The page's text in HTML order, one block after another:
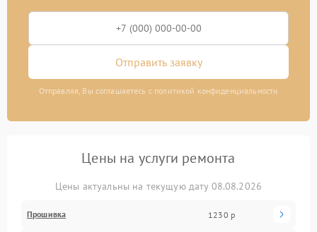
Отправить заявку
Отправляя, Вы соглашаетесь с политикой конфиденциальности
Цены на услуги ремонта
Цены актуальны на текущую дату 08.08.2026
Прошивка 1230 р